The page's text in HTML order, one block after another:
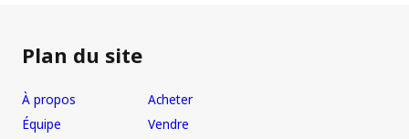
Plan du site
À propos
Équipe
Acheter
Vendre